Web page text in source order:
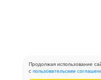
Продолжая использование
с пользовательским